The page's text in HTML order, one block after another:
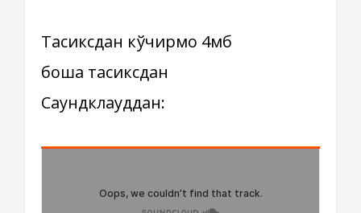
Тасиксдан кўчирмоқ 4мб
бошқа тасиксдан
Саундклауддан: